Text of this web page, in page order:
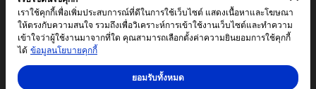
ไอดีโอ สุขุมวิท-พระราม 4
ไอดีโอ พระราม 9 - อโศก
ไอดีโอ จุฬา-สามย่าน
ELIO
อันดา ราชพฤกษ์-แจ้งวัฒนะ
ATOLL
เอโทล บาหลี บีช (มอเตอร์เวย์–ลาดกระบัง)
A Foreign Buyer's Guide
Earthquake Safety Guidelines
Maru 360 BIM Standard
ข้อตกลงและเงื่อนไข
นโยบายความเป็นส่วนตัว
เราใช้คุกกี้เพื่อเพิ่มประสบการณ์ที่ดีในการใช้เว็บไซต์ แสดงเนื้อหาและโฆษณา
ให้ตรงกับความสนใจ รวมถึงเพื่อวิเคราะห์การเข้าใช้งานเว็บไซต์และทำความ
เข้าใจว่าผู้ใช้งานมาจากที่ใด คุณสามารถเลือกตั้งค่าความยินยอมการใช้คุกกี้
ได้ ข้อมูลนโยบายคุกกี้
ยอมรับทั้งหมด